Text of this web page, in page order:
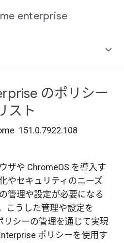
enterprise
る
のポリシー
スト
151.0.7922.108
ザや ChromeOS を導入す
やセキュリティのニーズ
管理や設定が必要になる
こうした管理や設定を
リシーの管理を通じて実現
ポリシーを使用す